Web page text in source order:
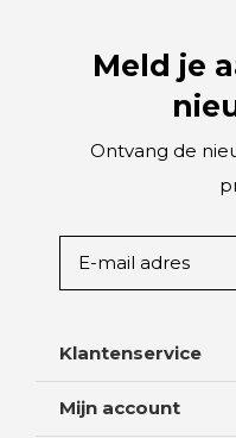
Meld je
Ontvang de
Klantenservice
Mijn account